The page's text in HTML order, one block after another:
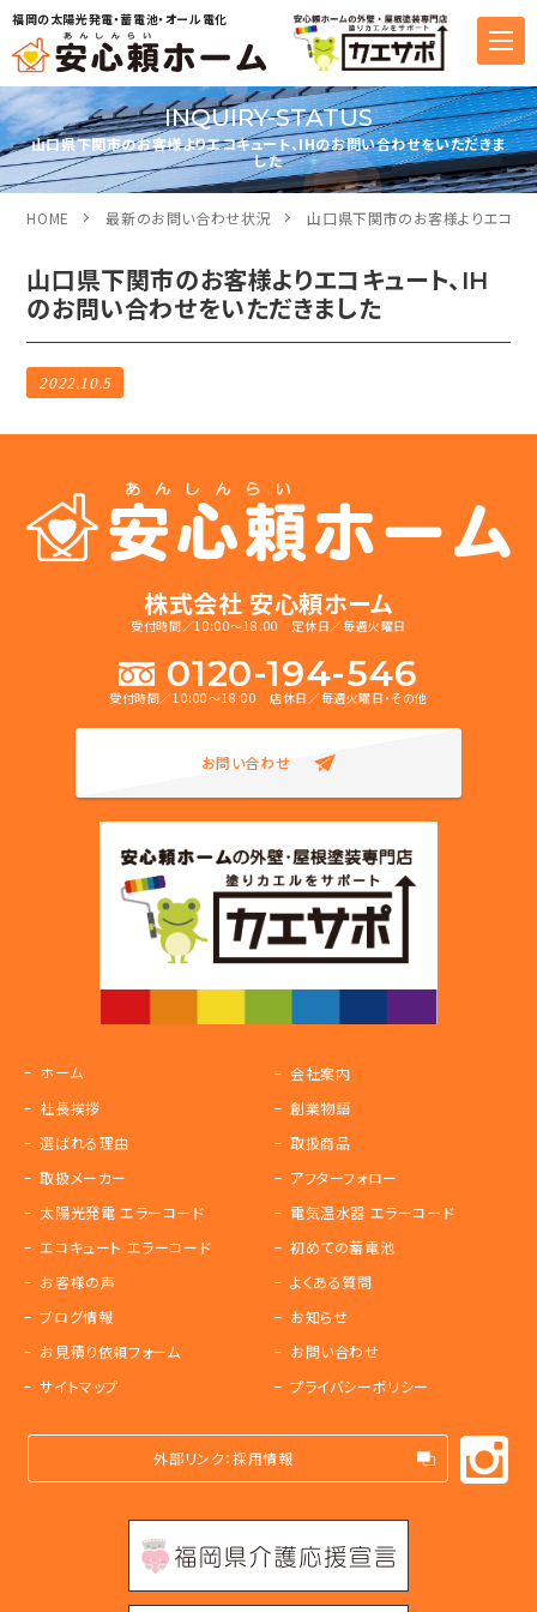
福岡の太陽光発電・蓄電池・オール電化
INQUIRY-STATUS
山口県下関市のお客様よりエコキュート、IHのお問い合わせをいただきま
した
HOME 最新のお問い合わせ状況 山口県下関市のお客様よりエコキ
山口県下関市のお客様よりエコキュート、IH
のお問い合わせをいただきました
2022.10.5
株式会社 安心頼ホーム
受付時間／10:00～18:00 定休日／毎週火曜日
0120-194-546
受付時間／10:00～18:00 店休日／毎週火曜日・その他
お問い合わせ
ホーム
会社案内
社長挨拶
創業物語
選ばれる理由
取扱商品
取扱メーカー
アフターフォロー
太陽光発電 エラーコード
電気温水器 エラーコード
エコキュート エラーコード
初めての蓄電池
お客様の声
よくある質問
ブログ情報
お知らせ
お見積り依頼フォーム
お問い合わせ
サイトマップ
プライバシーポリシー
外部リンク：採用情報